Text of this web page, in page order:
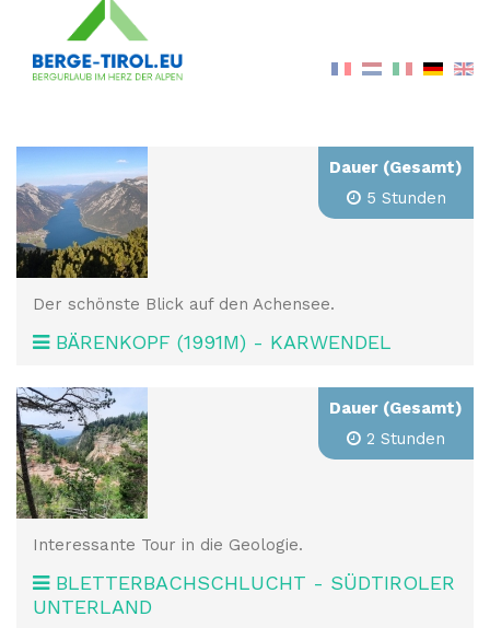
Der schönste Blick auf den Achensee.
BÄRENKOPF (1991M) - KARWENDEL
Dauer (Gesamt)
5 Stunden
Interessante Tour in die Geologie.
BLETTERBACHSCHLUCHT - SÜDTIROLER
UNTERLAND
Dauer (Gesamt)
2 Stunden